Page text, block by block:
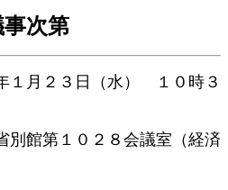
事次第
月２３日（水） １０時３
館第１０２８会議室（経済